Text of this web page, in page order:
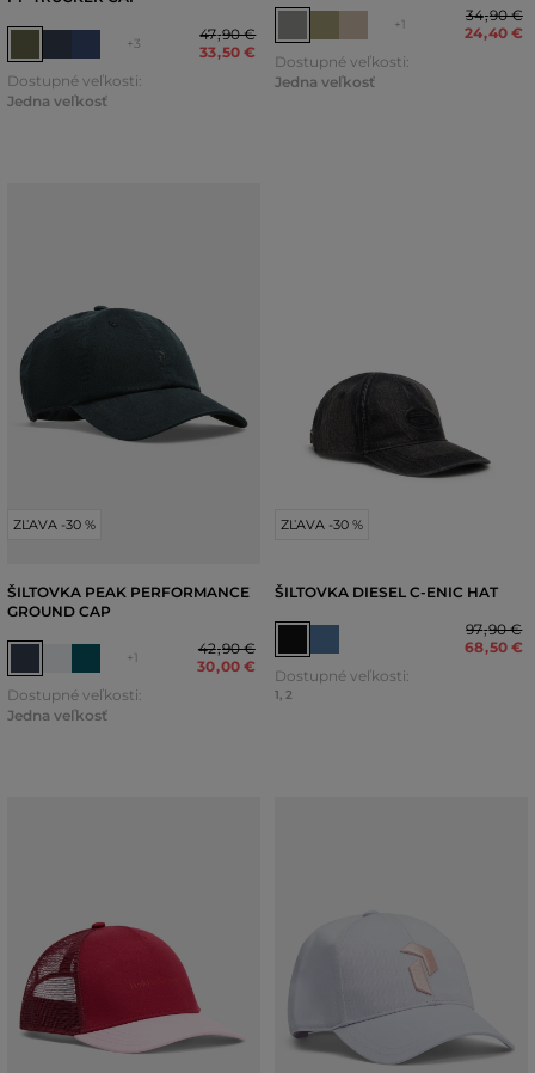
+3
47,90 €
33,50 €
Dostupné veľkosti:
Jedna veľkosť
+1
34,90 €
24,40 €
Dostupné veľkosti:
Jedna veľkosť
ZĽAVA -30 %
ŠILTOVKA PEAK PERFORMANCE
GROUND CAP
+1
42,90 €
30,00 €
Dostupné veľkosti:
Jedna veľkosť
ZĽAVA -30 %
ŠILTOVKA DIESEL C-ENIC HAT
97,90 €
68,50 €
Dostupné veľkosti:
1, 2